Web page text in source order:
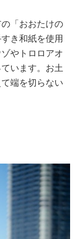
「おおたけの
き和紙を使用
やトロロアオ
います。お土
端を切らない